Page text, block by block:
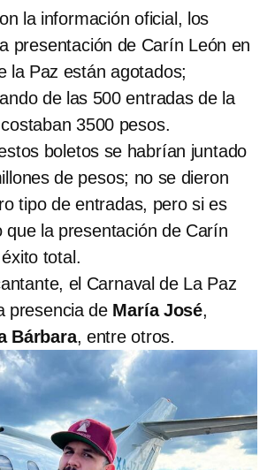
la información oficial, los
presentación de Carín León en
la Paz están agotados;
de las 500 entradas de la
3500 pesos.
boletos se habrían juntado
de pesos; no se dieron
tipo de entradas, pero si es
que la presentación de Carín
total.
el Carnaval de La Paz
presencia de María José,
Bárbara, entre otros.